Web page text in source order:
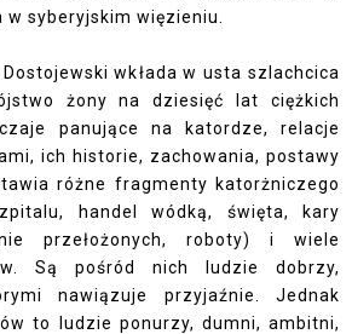
syberyjskim więzieniu.
wkłada w usta szlachcica
żony na dziesięć lat ciężkich
panujące na katordze, relacje
ich historie, zachowania, postawy
różne fragmenty katorżniczego
handel wódką, święta, kary
przełożonych, roboty) i wiele
Są pośród nich ludzie dobrzy,
nawiązuje przyjaźnie. Jednak
to ludzie ponurzy, dumni, ambitni,